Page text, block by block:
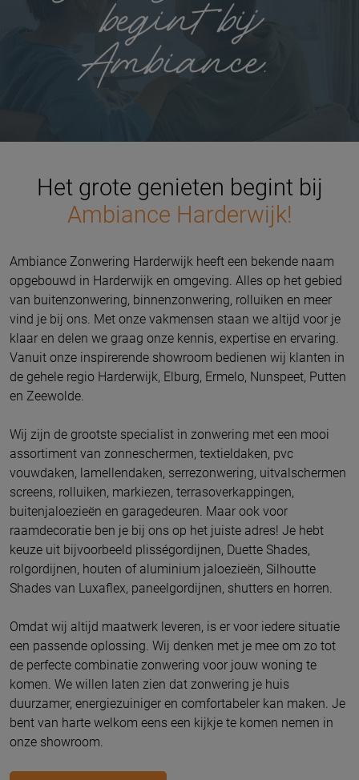
Het grote genieten begint bij
Ambiance Harderwijk!
Ambiance Zonwering Harderwijk heeft een bekende naam
opgebouwd in Harderwijk en omgeving. Alles op het gebied
van buitenzonwering, binnenzonwering, rolluiken en meer
vind je bij ons. Met onze vakmensen staan we altijd voor je
klaar en delen we graag onze kennis, expertise en ervaring.
Vanuit onze inspirerende showroom bedienen wij klanten in
de gehele regio Harderwijk, Elburg, Ermelo, Nunspeet, Putten
en Zeewolde.
Wij zijn de grootste specialist in zonwering met een mooi
assortiment van zonneschermen, textieldaken, pvc
vouwdaken, lamellendaken, serrezonwering, uitvalschermen
screens, rolluiken, markiezen, terrasoverkappingen,
buitenjaloezieën en garagedeuren. Maar ook voor
raamdecoratie ben je bij ons op het juiste adres! Je hebt
keuze uit bijvoorbeeld plisségordijnen, Duette Shades,
rolgordijnen, houten of aluminium jaloezieën, Silhoutte
Shades van Luxaflex, paneelgordijnen, shutters en horren.
Omdat wij altijd maatwerk leveren, is er voor iedere situatie
een passende oplossing. Wij denken met je mee om zo tot
de perfecte combinatie zonwering voor jouw woning te
komen. We willen laten zien dat zonwering je huis
duurzamer, energiezuiniger en comfortabeler kan maken. Je
bent van harte welkom eens een kijkje te komen nemen in
onze showroom.